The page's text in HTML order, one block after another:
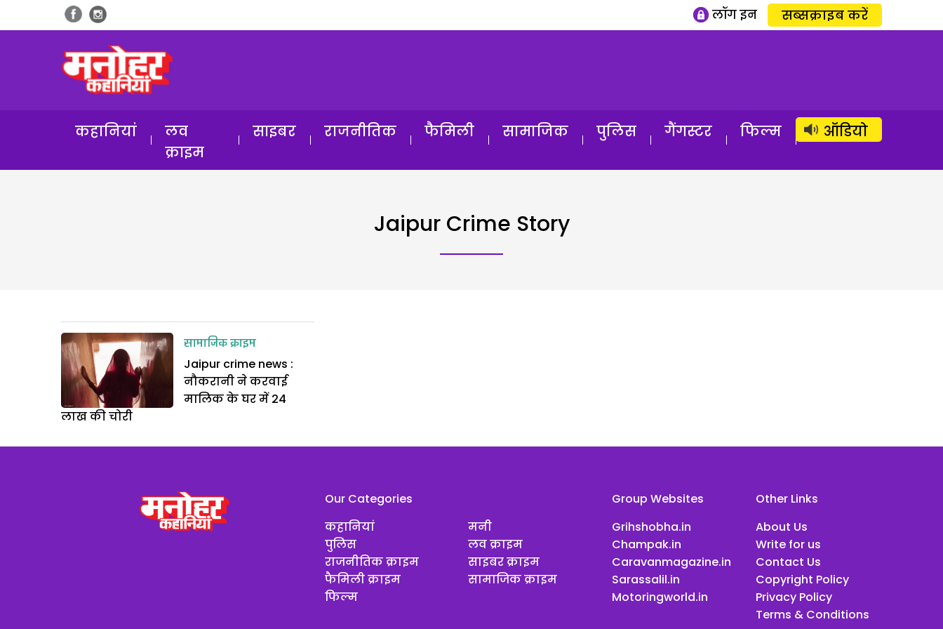
लॉग इन सब्सक्राइब करें
कहानियां
लव
क्राइम
साइबर राजनीतिक फैमिली सामाजिक पुलिस गैंगस्टर फिल्म ऑडियो
Jaipur Crime Story
सामाजिक क्राइम
Jaipur crime news :
नौकरानी ने करवाई
मालिक के घर में 24
लाख की चोरी
Our Categories
कहानियां
पुलिस
राजनीतिक क्राइम
फैमिली क्राइम
फिल्म
मनी
लव क्राइम
साइबर क्राइम
सामाजिक क्राइम
Group Websites
Grihshobha.in
Champak.in
Caravanmagazine.in
Sarassalil.in
Motoringworld.in
Other Links
About Us
Write for us
Contact Us
Copyright Policy
Privacy Policy
Terms & Conditions